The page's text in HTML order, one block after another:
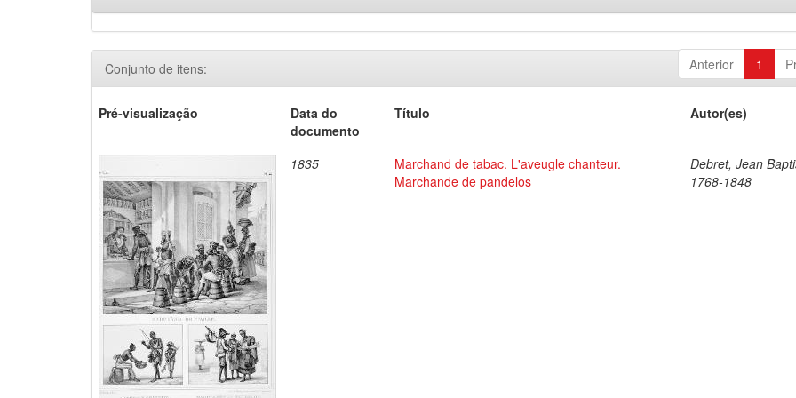
Anterior 1
Conjunto de itens:
Pré-visualização
Data do
documento
Título Autor(es)
1835
Marchand de tabac. L'aveugle chanteur.
Marchande de pandelos
Debret, Jean
1768-1848